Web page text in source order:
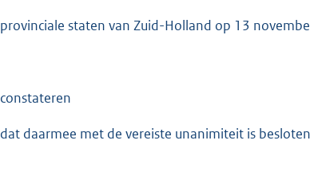
provinciale staten van Zuid-Holland op 13
constateren
dat daarmee met de vereiste unanimiteit is